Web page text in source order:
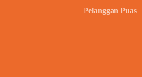
Pelanggan Puas